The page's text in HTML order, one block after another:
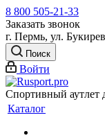
8 800 505-21-33
Заказать звонок
г. Пермь, ул.
Поиск
Войти
Спортивный аутлет
Каталог